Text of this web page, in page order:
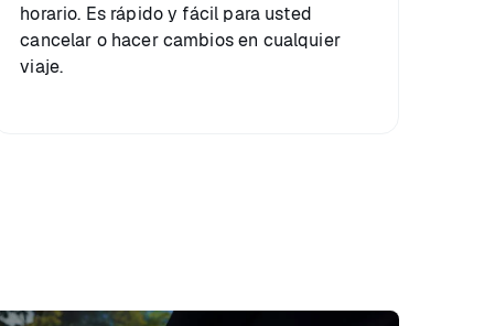
horario. Es rápido y fácil para usted
cancelar o hacer cambios en cualquier
viaje.